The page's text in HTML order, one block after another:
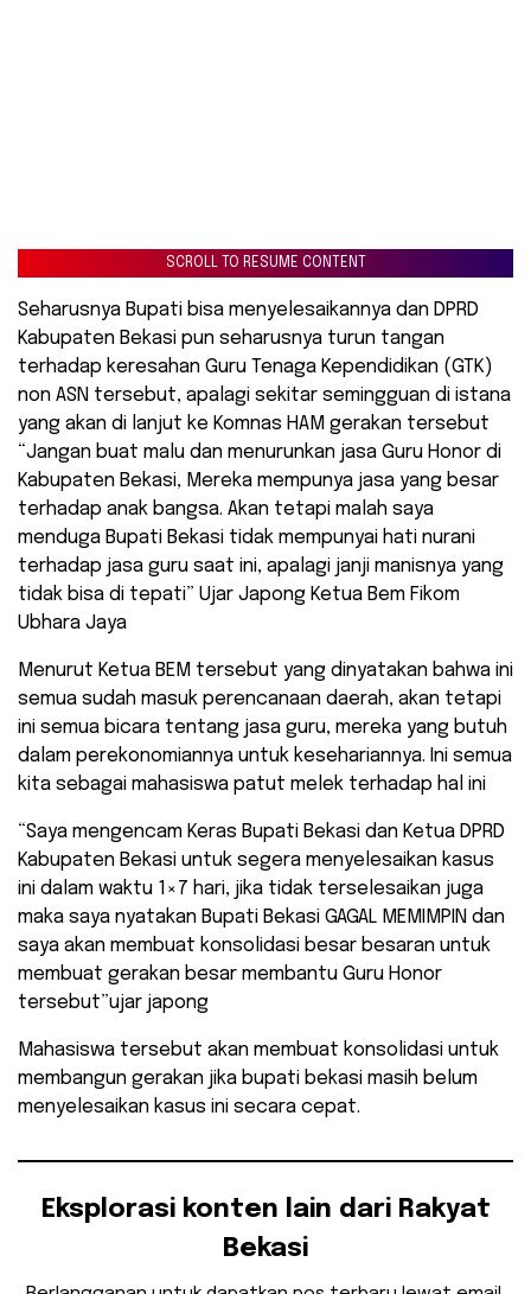
SCROLL TO RESUME CONTENT
Seharusnya Bupati bisa menyelesaikannya dan DPRD
Kabupaten Bekasi pun seharusnya turun tangan
terhadap keresahan Guru Tenaga Kependidikan (GTK)
non ASN tersebut, apalagi sekitar semingguan di istana
yang akan di lanjut ke Komnas HAM gerakan tersebut
“Jangan buat malu dan menurunkan jasa Guru Honor di
Kabupaten Bekasi, Mereka mempunya jasa yang besar
terhadap anak bangsa. Akan tetapi malah saya
menduga Bupati Bekasi tidak mempunyai hati nurani
terhadap jasa guru saat ini, apalagi janji manisnya yang
tidak bisa di tepati” Ujar Japong Ketua Bem Fikom
Ubhara Jaya
Menurut Ketua BEM tersebut yang dinyatakan bahwa ini
semua sudah masuk perencanaan daerah, akan tetapi
ini semua bicara tentang jasa guru, mereka yang butuh
dalam perekonomiannya untuk kesehariannya. Ini semua
kita sebagai mahasiswa patut melek terhadap hal ini
“Saya mengencam Keras Bupati Bekasi dan Ketua DPRD
Kabupaten Bekasi untuk segera menyelesaikan kasus
ini dalam waktu 1×7 hari, jika tidak terselesaikan juga
maka saya nyatakan Bupati Bekasi GAGAL MEMIMPIN dan
saya akan membuat konsolidasi besar besaran untuk
membuat gerakan besar membantu Guru Honor
tersebut”ujar japong
Mahasiswa tersebut akan membuat konsolidasi untuk
membangun gerakan jika bupati bekasi masih belum
menyelesaikan kasus ini secara cepat.
Eksplorasi konten lain dari Rakyat
Bekasi